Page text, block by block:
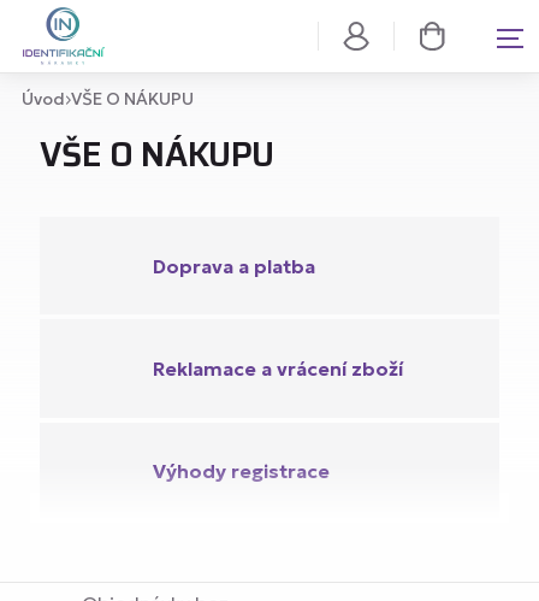
Úvod VŠE O NÁKUPU
VŠE O NÁKUPU
Doprava a platba
Reklamace a vrácení zboží
Výhody registrace